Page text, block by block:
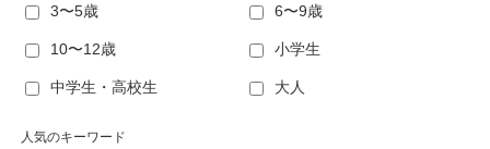
3〜5歳 6〜9歳
10〜12歳 小学生
中学生・高校生 大人
人気のキーワード